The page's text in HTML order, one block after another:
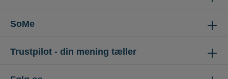
Trustpilot - din mening tæller
SoMe